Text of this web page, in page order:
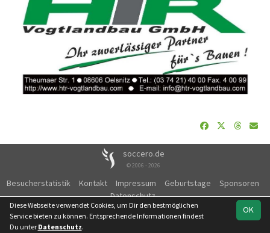
soccero.de
© 2006 - 2026
Besucherstatistik Kontakt Impressum Geburtstage
Sponsoren
Datenschutz
OK
Diese Webseite verwendet Cookies, um Dir den bestmöglichen
Service bieten zu können. Entsprechende Informationen findest
Du unter Datenschutz.